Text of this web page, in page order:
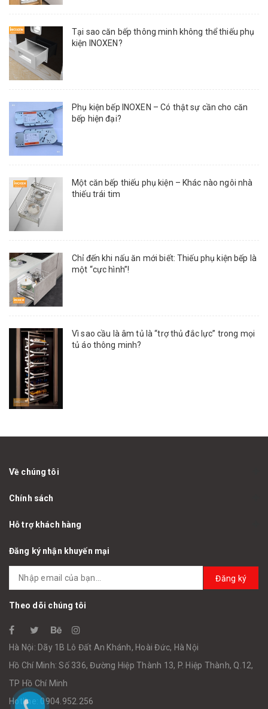
Tại sao căn bếp thông minh không thể thiếu phụ
kiện INOXEN?
Phụ kiện bếp INOXEN – Có thật sự cần cho căn
bếp hiện đại?
Một căn bếp thiếu phụ kiện – Khác nào ngôi nhà
thiếu trái tim
Chỉ đến khi nấu ăn mới biết: Thiếu phụ kiện bếp là
một “cực hình”!
Vì sao cầu là âm tủ là “trợ thủ đắc lực” trong mọi
tủ áo thông minh?
Về chúng tôi
Chính sách
Hỗ trợ khách hàng
Đăng ký nhận khuyến mại
Đăng ký
Theo dõi chúng tôi
Hà Nội: Dãy 1B Lô Đất An Khánh, Hoài Đức, Hà Nội
Hồ Chí Minh: Số 336, Đường Hiệp Thành 13, P. Hiệp Thành, Q.12,
TP Hồ Chí Minh
Hotline: 0904.952.256